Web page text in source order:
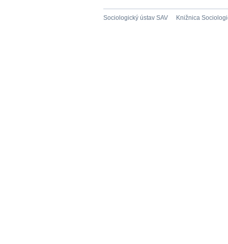
Sociologický ústav SAV Knižnica